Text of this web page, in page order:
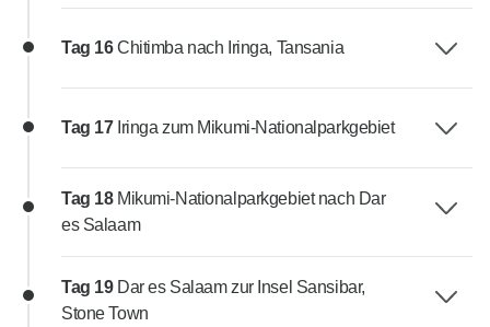
Tag 16Chitimba nach Iringa, Tansania
Tag 17 Iringa zum Mikumi-Nationalparkgebiet
Tag 18 Mikumi-Nationalparkgebiet nach Dar
es Salaam
Tag 19 Dar es Salaam zur Insel Sansibar,
Stone Town